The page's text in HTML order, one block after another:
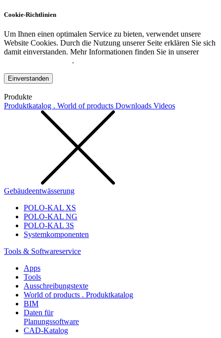
Cookie-Richtlinien
Um Ihnen einen optimalen Service zu bieten, verwendet unsere
Website Cookies. Durch die Nutzung unserer Seite erklären Sie sich
damit einverstanden. Mehr Informationen finden Sie in unserer
.
Einverstanden
Produkte
Produktkatalog . World of products Downloads Videos
Gebäudeentwässerung
POLO-KAL XS
POLO-KAL NG
POLO-KAL 3S
Systemkomponenten
Tools & Softwareservice
Apps
Tools
Ausschreibungstexte
World of products . Produktkatalog
BIM
Daten für
Planungssoftware
CAD-Katalog